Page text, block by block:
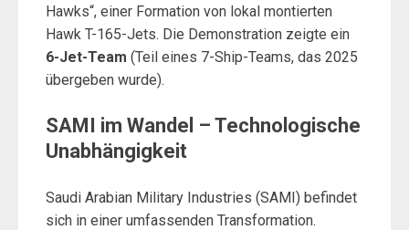
Hawks“, einer Formation von lokal montierten
Hawk T-165-Jets. Die Demonstration zeigte ein
6-Jet-Team (Teil eines 7-Ship-Teams, das 2025
übergeben wurde).
SAMI im Wandel – Technologische
Unabhängigkeit
Saudi Arabian Military Industries (SAMI) befindet
sich in einer umfassenden Transformation.